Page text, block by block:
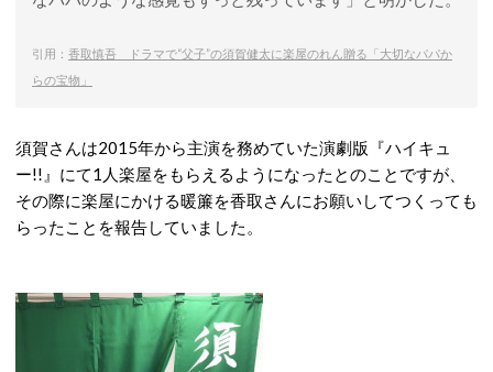
引用： 香取慎吾 ドラマで“父子”の須賀健太に楽屋のれん贈る「大切なパパか
らの宝物」
須賀さんは2015年から主演を務めていた演劇版『ハイキュ
ー!!』にて1人楽屋をもらえるようになったとのことですが、
その際に楽屋にかける暖簾を香取さんにお願いしてつくっても
らったことを報告していました。